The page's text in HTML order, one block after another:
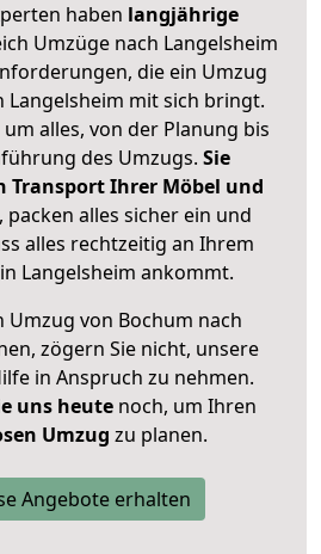
haben langjährige
Umzüge nach Langelsheim
die ein Umzug
Langelsheim mit sich bringt.
alles, von der Planung bis
des Umzugs. Sie
Transport Ihrer Möbel und
, packen alles sicher ein und
alles rechtzeitig an Ihrem
Langelsheim ankommt.
Umzug von Bochum nach
zögern Sie nicht, unsere
in Anspruch zu nehmen.
uns heutenoch, um Ihren
Umzug zu planen.
Angebote erhalten